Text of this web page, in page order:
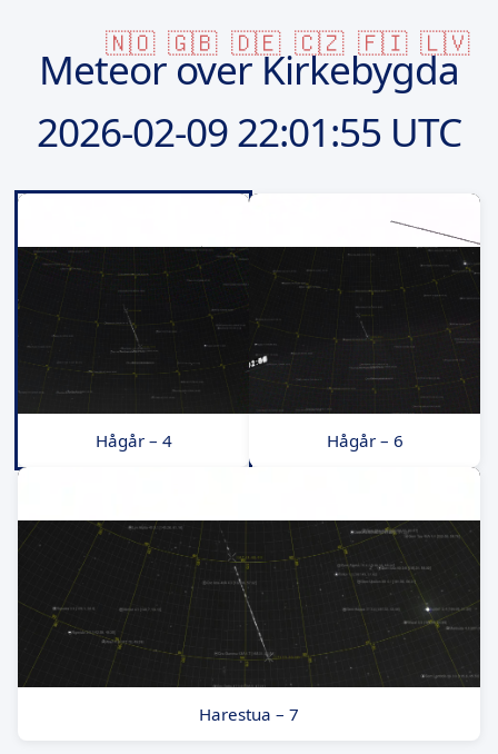
🇳🇴 🇬🇧 🇩🇪 🇨🇿 🇫🇮 🇱🇻
Meteor over Kirkebygda
2026-02-0922:01:55 UTC
Hågår – 4 Hågår – 6
Harestua – 7